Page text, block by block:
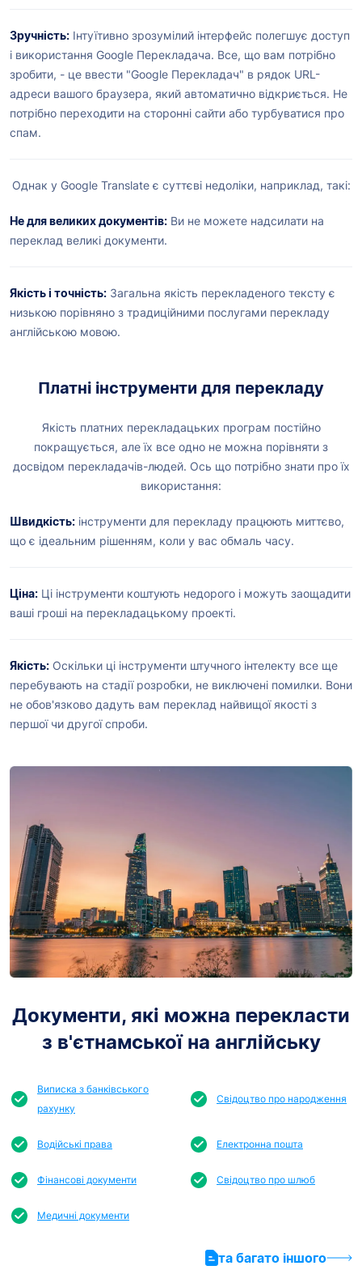
Зручність: Інтуїтивно зрозумілий інтерфейс полегшує доступ
і використання Google Перекладача. Все, що вам потрібно
зробити, - це ввести "Google Перекладач" в рядок URL-
адреси вашого браузера, який автоматично відкриється. Не
потрібно переходити на сторонні сайти або турбуватися про
спам.
Однак у Google Translate є суттєві недоліки, наприклад, такі:
Не для великих документів: Ви не можете надсилати на
переклад великі документи.
Якість і точність: Загальна якість перекладеного тексту є
низькою порівняно з традиційними послугами перекладу
англійською мовою.
Платні інструменти для перекладу
Якість платних перекладацьких програм постійно
покращується, але їх все одно не можна порівняти з
досвідом перекладачів-людей. Ось що потрібно знати про їх
використання:
Швидкість: інструменти для перекладу працюють миттєво,
що є ідеальним рішенням, коли у вас обмаль часу.
Ціна: Ці інструменти коштують недорого і можуть заощадити
ваші гроші на перекладацькому проекті.
Якість: Оскільки ці інструменти штучного інтелекту все ще
перебувають на стадії розробки, не виключені помилки. Вони
не обов'язково дадуть вам переклад найвищої якості з
першої чи другої спроби.
Документи, які можна перекласти
з в'єтнамської на англійську
Виписка з банківського
рахунку
Свідоцтво про народження
Водійські права Електронна пошта
Фінансові документи Свідоцтво про шлюб
Медичні документи
та багато іншого